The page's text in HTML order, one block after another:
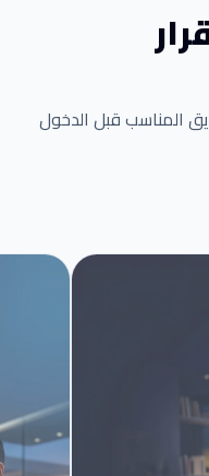
المناسب قبل الدخول